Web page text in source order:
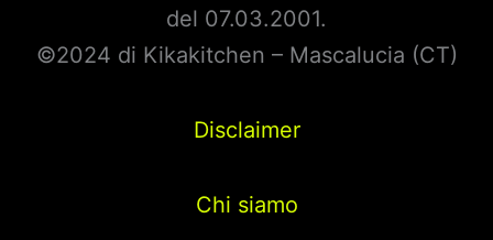
del 07.03.2001.
©2024 di Kikakitchen – Mascalucia (CT)
Disclaimer
Chi siamo